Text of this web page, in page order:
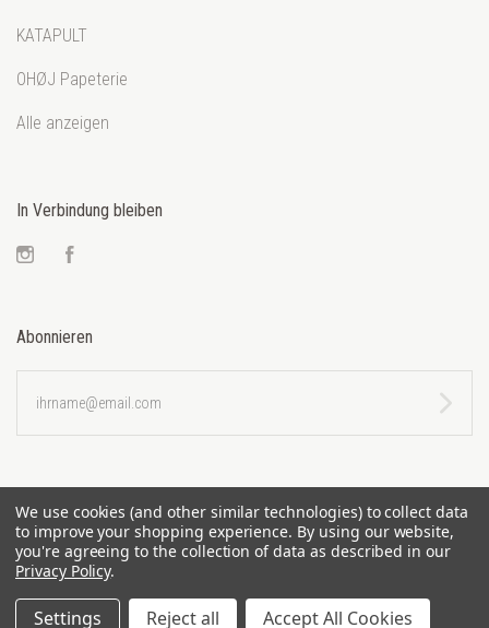
KATAPULT
OHØJ Papeterie
Alle anzeigen
In Verbindung bleiben
Instagram
Abonnieren
SITEMAP
We use cookies (and other similar technologies) to collect data
to improve your shopping experience. By using our website,
you're agreeing to the collection of data as described in our
Privacy Policy.
Settings Reject all Accept All Cookies